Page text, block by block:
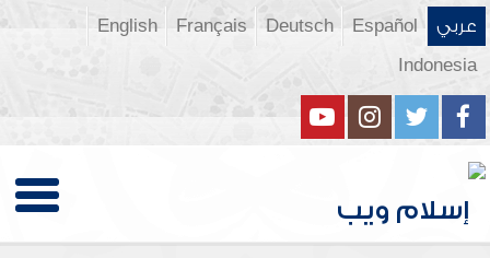
عربي Español
Deutsch
Français
English
Indonesia